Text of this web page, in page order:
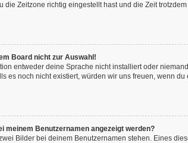
die Zeitzone richtig eingestellt hast und die Zeit
Board nicht zur Auswahl!
entweder deine Sprache nicht installiert oder
es noch nicht existiert, würden wir uns freuen, wenn
meinem Benutzernamen angezeigt werden?
Bilder bei deinem Benutzernamen stehen. Eines